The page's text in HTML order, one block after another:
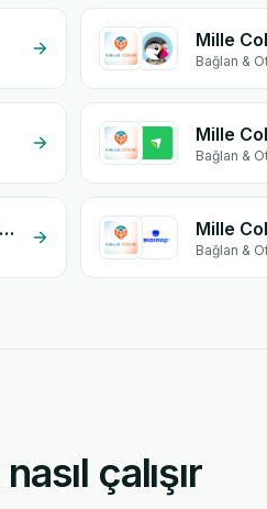
Mille
Bağlan &
Mille
Bağlan &
Mille CoLis + Google Form Integration Mille
Bağlan &
çalışır